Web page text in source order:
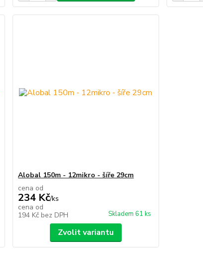
Alobal 150m - 12mikro - šíře 29cm
cena od
234 Kč/ks
cena od
194 Kč bez DPH Skladem 61 ks
Zvolit variantu